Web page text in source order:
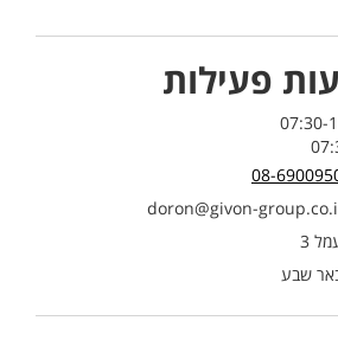
פעילות
08-
doron@givon-
3
שבע